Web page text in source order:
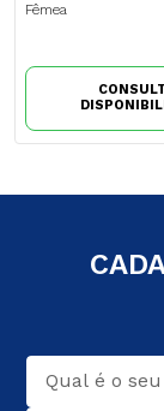
Fêmea